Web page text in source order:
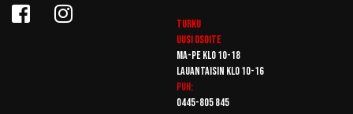
Turku
Uusi osoite
Ma-pe klo 10-18
Lauantaisin klo 10-16
Puh:
0445-805 845